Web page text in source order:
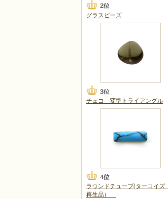
グラスビーズ
チェコ 変型トライアングル
ラウンドチューブ(ターコイズ
再生品）